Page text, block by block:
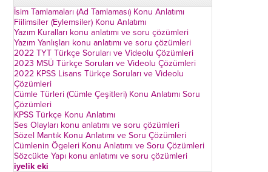
İsim Tamlamaları (Ad Tamlaması) Konu Anlatımı
Fiilimsiler (Eylemsiler) Konu Anlatımı
Yazım Kuralları konu anlatımı ve soru çözümleri
Yazım Yanlışları konu anlatımı ve soru çözümleri
2022 TYT Türkçe Soruları ve Videolu Çözümleri
2023 MSÜ Türkçe Soruları ve Videolu Çözümleri
2022 KPSS Lisans Türkçe Soruları ve Videolu
Çözümleri
Cümle Türleri (Cümle Çeşitleri) Konu Anlatımı Soru
Çözümleri
KPSS Türkçe Konu Anlatımı
Ses Olayları konu anlatımı ve soru çözümleri
Sözel Mantık Konu Anlatımı ve Soru Çözümleri
Cümlenin Ögeleri Konu Anlatımı ve Soru Çözümleri
Sözcükte Yapı konu anlatımı ve soru çözümleri
iyelik eki